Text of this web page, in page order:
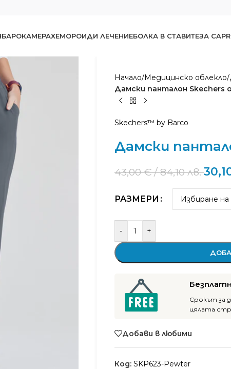
БАРОКАМЕРАХЕМОРОИДИ ЛЕЧЕНИЕБОЛКА В СТАВИТЕЗА
Начало/Медицинско облекло/
Дамски панталон Skechers
Skechers™ by Barco
Дамски
43,00€/ 84,10 лв.
РАЗМЕРИ
- +
Срокът за
цялата
Добави в любими
Код: SKP623-Pewter